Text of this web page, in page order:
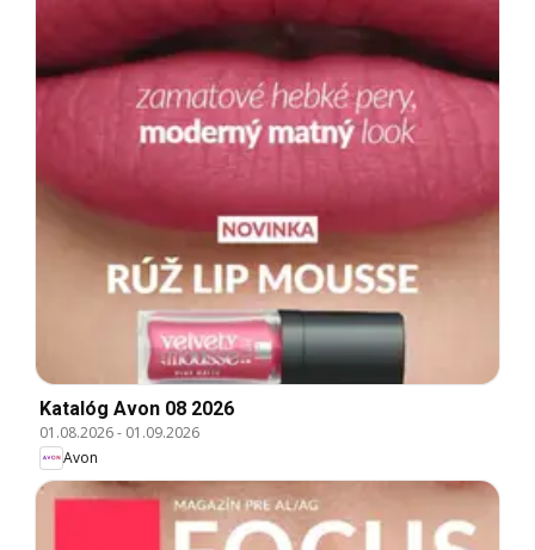
Katalóg Avon 08 2026
01.08.2026- 01.09.2026
Avon